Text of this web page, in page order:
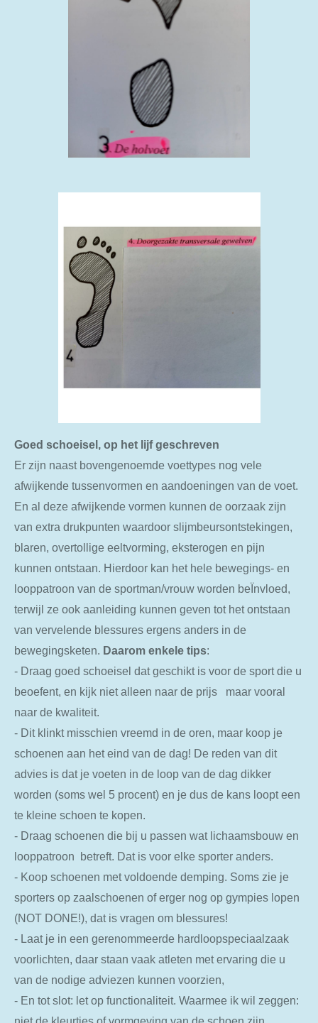
Goed schoeisel, op het lijf geschreven
Er zijn naast bovengenoemde voettypes nog vele
afwijkende tussenvormen en aandoeningen van de voet.
En al deze afwijkende vormen kunnen de oorzaak zijn
van extra drukpunten waardoor slijmbeursontstekingen,
blaren, overtollige eeltvorming, eksterogen en pijn
kunnen ontstaan. Hierdoor kan het hele bewegings- en
looppatroon van de sportman/vrouw worden beÏnvloed,
terwijl ze ook aanleiding kunnen geven tot het ontstaan
van vervelende blessures ergens anders in de
bewegingsketen. Daarom enkele tips:
- Draag goed schoeisel dat geschikt is voor de sport die u
beoefent, en kijk niet alleen naar de prijs maar vooral
naar de kwaliteit.
- Dit klinkt misschien vreemd in de oren, maar koop je
schoenen aan het eind van de dag! De reden van dit
advies is dat je voeten in de loop van de dag dikker
worden (soms wel 5 procent) en je dus de kans loopt een
te kleine schoen te kopen.
- Draag schoenen die bij u passen wat lichaamsbouw en
looppatroon betreft. Dat is voor elke sporter anders.
- Koop schoenen met voldoende demping. Soms zie je
sporters op zaalschoenen of erger nog op gympies lopen
(NOT DONE!), dat is vragen om blessures!
- Laat je in een gerenommeerde hardloopspeciaalzaak
voorlichten, daar staan vaak atleten met ervaring die u
van de nodige adviezen kunnen voorzien,
- En tot slot: let op functionaliteit. Waarmee ik wil zeggen: